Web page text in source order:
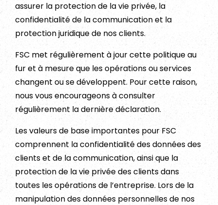
assurer la protection de la vie privée, la
confidentialité de la communication et la
protection juridique de nos clients.
FSC met régulièrement à jour cette politique au
fur et à mesure que les opérations ou services
changent ou se développent. Pour cette raison,
nous vous encourageons à consulter
régulièrement la dernière déclaration.
Les valeurs de base importantes pour FSC
comprennent la confidentialité des données des
clients et de la communication, ainsi que la
protection de la vie privée des clients dans
toutes les opérations de l’entreprise. Lors de la
manipulation des données personnelles de nos